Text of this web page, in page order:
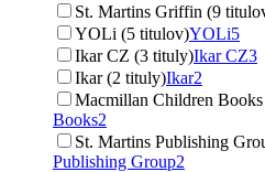
St. Martins Griffin (9
YOLi (5 titulov)YOLi5
Ikar CZ (3 tituly)Ikar CZ3
Ikar (2 tituly)Ikar2
Macmillan Children
Books2
St. Martins Publishing
Publishing Group2